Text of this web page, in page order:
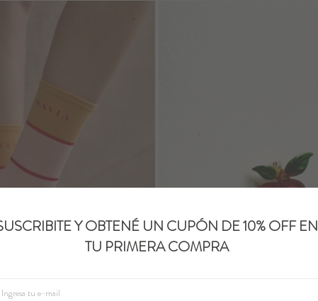
Y OBTENÉ UN CUPÓN DE 10% OFF EN
TU PRIMERA COMPRA